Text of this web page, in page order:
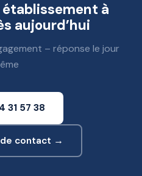
à
aujourd’hui
– réponse le jour
31 57 38
contact →